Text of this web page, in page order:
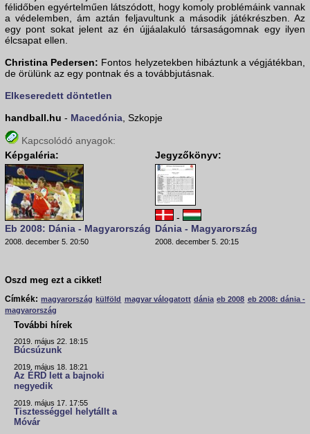
félidőben egyértelműen látszódott, hogy komoly problémáink vannak
a védelemben, ám aztán feljavultunk a második játékrészben. Az
egy pont sokat jelent az én újjáalakuló társaságomnak egy ilyen
élcsapat ellen.
Christina Pedersen: Fontos helyzetekben hibáztunk a végjátékban,
de örülünk az egy pontnak és a továbbjutásnak.
Elkeseredett döntetlen
handball.hu - Macedónia, Szkopje
Kapcsolódó anyagok:
Képgaléria:
Eb 2008: Dánia - Magyarország
2008. december 5. 20:50
Jegyzőkönyv:
-
Dánia - Magyarország
2008. december 5. 20:15
Oszd meg ezt a cikket!
Címkék: magyarország külföld magyar válogatott dánia eb 2008 eb 2008: dánia -
magyarország
További hírek
2019. május 22. 18:15
Búcsúzunk
2019. május 18. 18:21
Az ÉRD lett a bajnoki
negyedik
2019. május 17. 17:55
Tisztességgel helytállt a
Móvár